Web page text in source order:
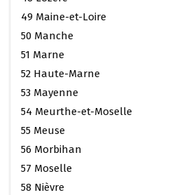
49 Maine-et-Loire
50 Manche
51 Marne
52 Haute-Marne
53 Mayenne
54 Meurthe-et-Moselle
55 Meuse
56 Morbihan
57 Moselle
58 Nièvre